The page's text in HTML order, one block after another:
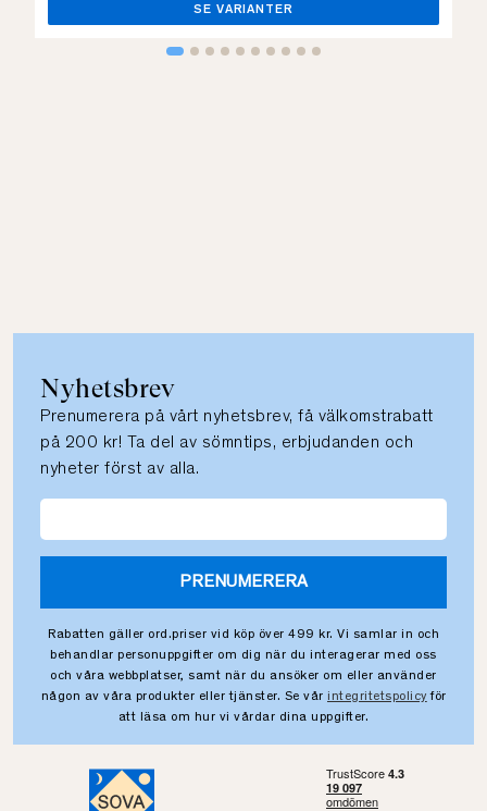
SE VARIANTER
Nyhetsbrev
Prenumerera på vårt nyhetsbrev, få välkomstrabatt
på 200 kr! Ta del av sömntips, erbjudanden och
nyheter först av alla.
PRENUMERERA
Rabatten gäller ord.priser vid köp över 499 kr. Vi samlar in och
behandlar personuppgifter om dig när du interagerar med oss
och våra webbplatser, samt när du ansöker om eller använder
någon av våra produkter eller tjänster. Se vår integritetspolicy för
att läsa om hur vi vårdar dina uppgifter.